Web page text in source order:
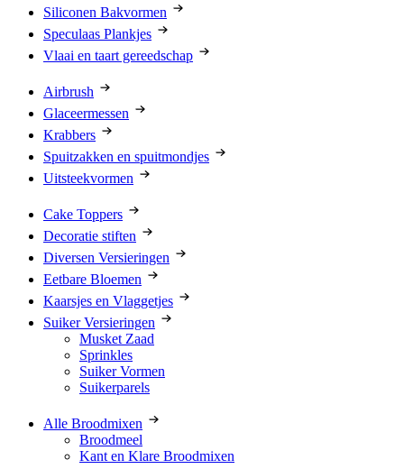
Siliconen Bakvormen
Speculaas Plankjes
Vlaai en taart gereedschap
Airbrush
Glaceermessen
Krabbers
Spuitzakken en spuitmondjes
Uitsteekvormen
Cake Toppers
Decoratie stiften
Diversen Versieringen
Eetbare Bloemen
Kaarsjes en Vlaggetjes
Suiker Versieringen
Musket Zaad
Sprinkles
Suiker Vormen
Suikerparels
Alle Broodmixen
Broodmeel
Kant en Klare Broodmixen